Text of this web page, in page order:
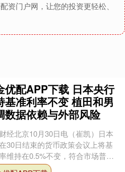
资门户网，让您的投资更轻松、
优配APP下载 日本央行
基准利率不变 植田和男
数据依赖与外部风险
经北京10月30日电（崔凯）日本
30日结束的货币政策会议上将基
维持在0.5%不变，符合市场普遍
该决议以7票赞成、2票反对通